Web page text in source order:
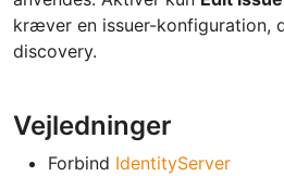
kræver en issuer-konfiguration,
discovery.
Vejledninger
Forbind IdentityServer